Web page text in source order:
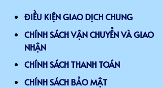
ĐIỀU KIỆN GIAO DỊCH CHUNG
CHÍNH SÁCH VẬN CHUYỂN VÀ GIAO
NHẬN
CHÍNH SÁCH THANH TOÁN
CHÍNH SÁCH BẢO MẬT